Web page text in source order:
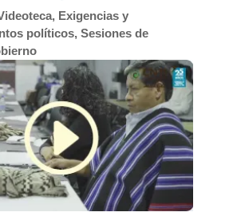
, Exigencias y
políticos, Sesiones de